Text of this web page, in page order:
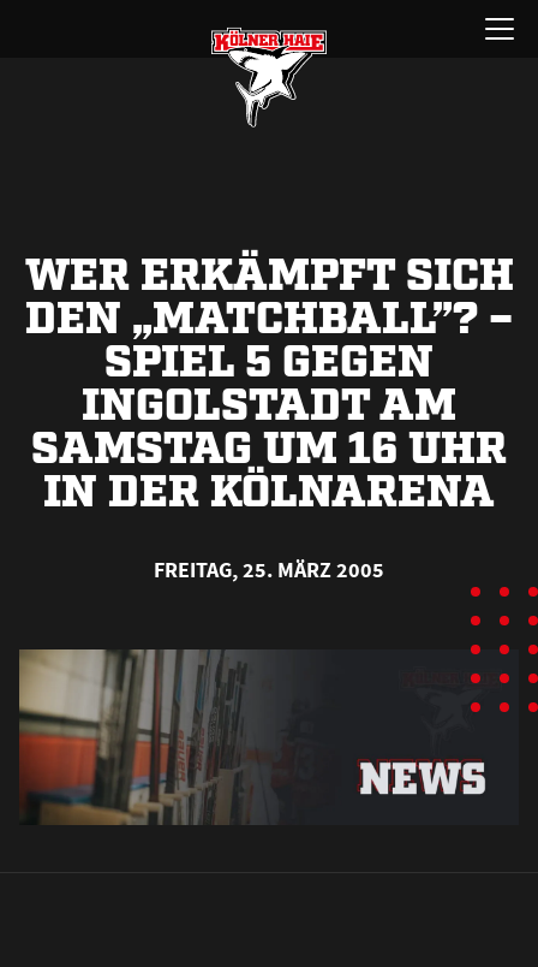
Menü
öffnen
WER ERKÄMPFT SICH
DEN „MATCHBALL”? –
SPIEL 5 GEGEN
INGOLSTADT AM
SAMSTAG UM 16 UHR
IN DER KÖLNARENA
FREITAG, 25. MÄRZ 2005